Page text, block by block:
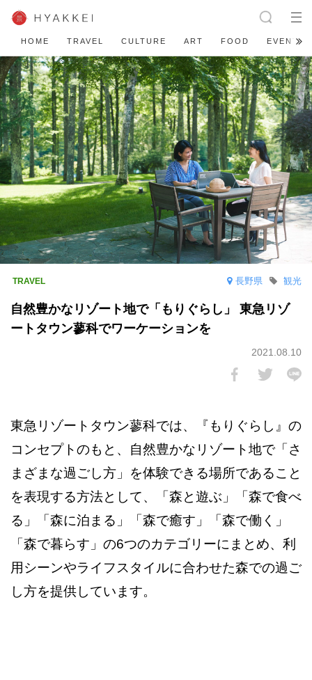
HOME TRAVEL CULTURE ART FOOD EVENT
長野県 観光
自然豊かなリゾート地で「もりぐらし」 東急リゾ
ートタウン蓼科でワーケーションを
2021.08.10
東急リゾートタウン蓼科では、『もりぐらし』の
コンセプトのもと、自然豊かなリゾート地で「さ
まざまな過ごし方」を体験できる場所であること
を表現する方法として、「森と遊ぶ」「森で食べ
る」「森に泊まる」「森で癒す」「森で働く」
「森で暮らす」の6つのカテゴリーにまとめ、利
用シーンやライフスタイルに合わせた森での過ご
し方を提供しています。